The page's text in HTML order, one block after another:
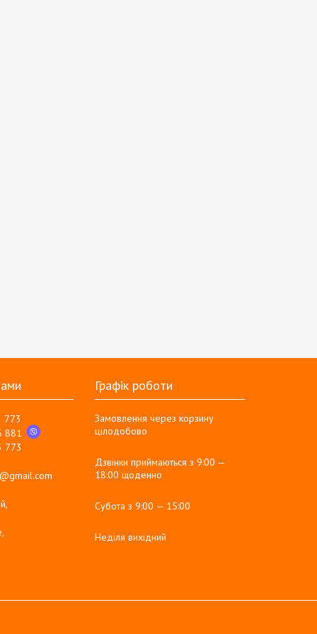
773
881
773
Графік роботи
Замовлення через корзину
цілодобово
Дзвінки приймаються з 9:00 —
18:00 щоденно
Субота з 9:00 — 15:00
Неділя вихідний